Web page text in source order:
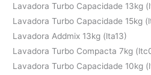
Lavadora Turbo Capacidade 13kg
Lavadora Turbo Capacidade 15kg
Lavadora Addmix 13kg (lta13)
Lavadora Turbo Compacta 7kg
Lavadora Turbo Capacidade 10kg